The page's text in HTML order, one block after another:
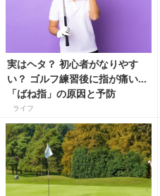
実はヘタ？ 初心者がなりやす
い？ ゴルフ練習後に指が痛い…
「ばね指」の原因と予防
ライフ